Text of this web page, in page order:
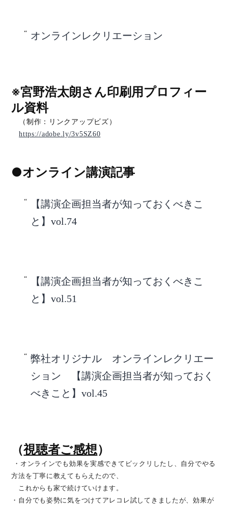
オンラインレクリエーション
※宮野浩太朗さん印刷用プロフィー
ル資料
（制作：リンクアップビズ）
https://adobe.ly/3v5SZ60
●オンライン講演記事
【講演企画担当者が知っておくべきこ
と】vol.74
【講演企画担当者が知っておくべきこ
と】vol.51
弊社オリジナル オンラインレクリエー
ション 【講演企画担当者が知っておく
べきこと】vol.45
（視聴者ご感想）
・オンラインでも効果を実感できてビックリしたし、自分でやる
方法を丁寧に教えてもらえたので、
これからも家で続けていけます。
・自分でも姿勢に気をつけてアレコレ試してきましたが、効果が